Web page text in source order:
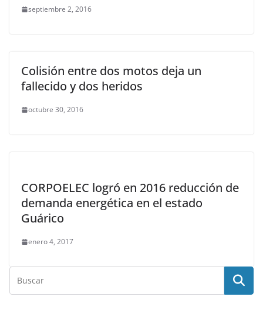
septiembre 2, 2016
Colisión entre dos motos deja un
fallecido y dos heridos
octubre 30, 2016
CORPOELEC logró en 2016 reducción de
demanda energética en el estado
Guárico
enero 4, 2017